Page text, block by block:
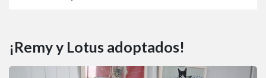
¡Remy y Lotus adoptados!